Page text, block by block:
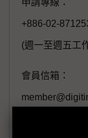
申請專線：
+886-02-
(週一至週五工
會員信箱：